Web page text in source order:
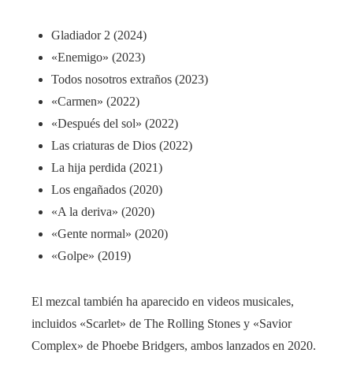
Gladiador 2 (2024)
«Enemigo» (2023)
Todos nosotros extraños (2023)
«Carmen» (2022)
«Después del sol» (2022)
Las criaturas de Dios (2022)
La hija perdida (2021)
Los engañados (2020)
«A la deriva» (2020)
«Gente normal» (2020)
«Golpe» (2019)
El mezcal también ha aparecido en videos musicales,
incluidos «Scarlet» de The Rolling Stones y «Savior
Complex» de Phoebe Bridgers, ambos lanzados en 2020.